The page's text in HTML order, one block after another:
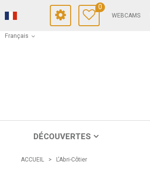
Français
0
WEBCAMS
DÉCOUVERTES
ACCUEIL > L'Abri-Côtier